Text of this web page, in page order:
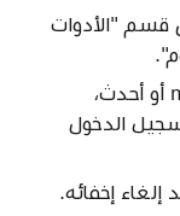
قسم "الأدوات
في نظام التشغيل macOS Ventura أو أحدث،
الدخول
إلغاء إخفائه.